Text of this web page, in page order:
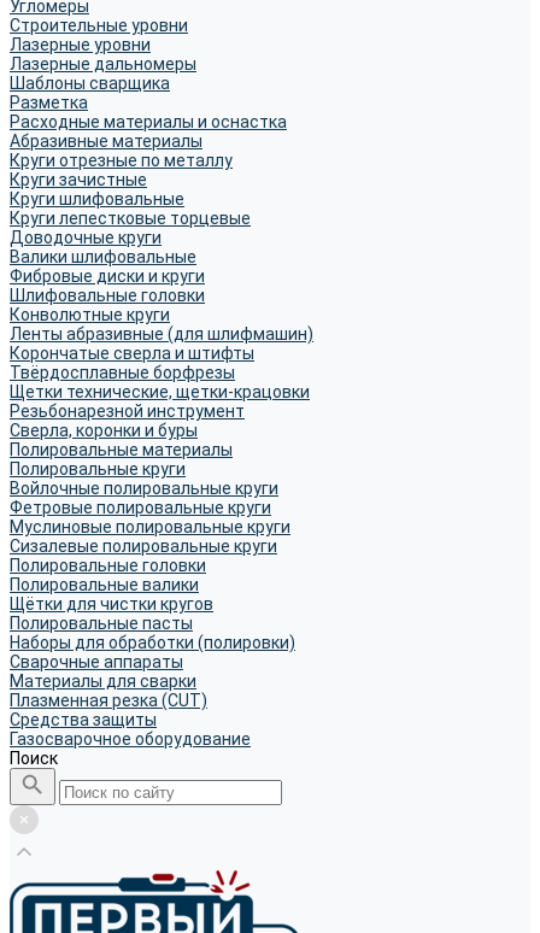
Угломеры
Строительные уровни
Лазерные уровни
Лазерные дальномеры
Шаблоны сварщика
Разметка
Расходные материалы и оснастка
Абразивные материалы
Круги отрезные по металлу
Круги зачистные
Круги шлифовальные
Круги лепестковые торцевые
Доводочные круги
Валики шлифовальные
Фибровые диски и круги
Шлифовальные головки
Конволютные круги
Ленты абразивные (для шлифмашин)
Корончатые сверла и штифты
Твёрдосплавные борфрезы
Щетки технические, щетки-крацовки
Резьбонарезной инструмент
Сверла, коронки и буры
Полировальные материалы
Полировальные круги
Войлочные полировальные круги
Фетровые полировальные круги
Муслиновые полировальные круги
Cизалевые полировальные круги
Полировальные головки
Полировальные валики
Щётки для чистки кругов
Полировальные пасты
Наборы для обработки (полировки)
Сварочные аппараты
Материалы для сварки
Плазменная резка (CUT)
Средства защиты
Газосварочное оборудование
Поиск